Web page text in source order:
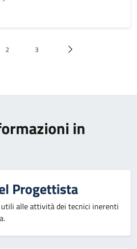
Pagina
2 Pagina
3 Pagina successiva
in
Progettista
alle attività dei tecnici inerenti